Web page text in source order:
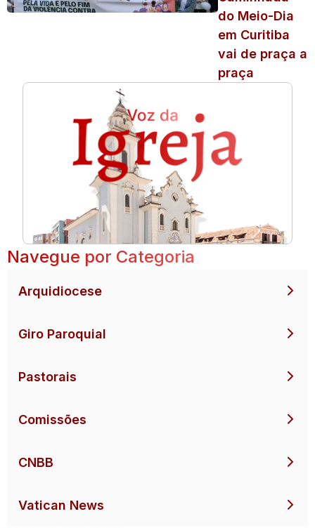
do Meio-Dia
em Curitiba
vai de praça a
praça
Navegue por Categoria
Arquidiocese
Giro Paroquial
Pastorais
Comissões
CNBB
Vatican News